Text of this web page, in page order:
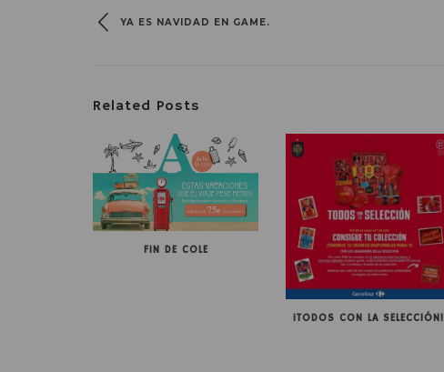
YA ES NAVIDAD EN GAME.
Related Posts
FIN DE COLE
¡TODOS CON LA SELECCIÓN!